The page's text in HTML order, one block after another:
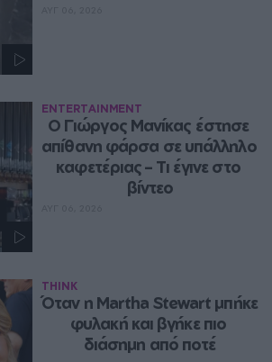
ENTERTAINMENT
Ο Γιώργος Μανίκας έστησε
απίθανη φάρσα σε υπάλληλο
καφετέριας – Τι έγινε στο
βίντεο
THINK
Όταν η Martha Stewart μπήκε
φυλακή και βγήκε πιο
διάσημη από ποτέ